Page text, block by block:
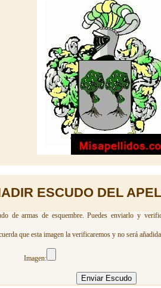
ESCUDO DEL
de armas de esquembre. Puedes enviarlo y
que esta imagen la verificaremos y no será
Imagen: